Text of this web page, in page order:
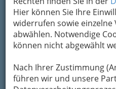
Hier können Sie Ihre
widerrufen sowie einzelne
abwählen. Notwendige
können nicht abgewählt
Nach Ihrer Zustimmung
führen wir und unsere
Karte anzeigen
Kontaktaufnahme
Um die Info-Graz
Übermittlung Ihrer
Formular. Ihre